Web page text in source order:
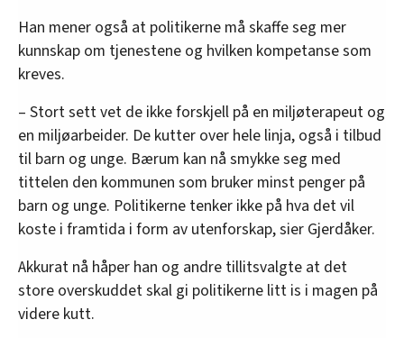
Han mener også at politikerne må skaffe seg mer
kunnskap om tjenestene og hvilken kompetanse som
kreves.
– Stort sett vet de ikke forskjell på en miljøterapeut og
en miljøarbeider. De kutter over hele linja, også i tilbud
til barn og unge. Bærum kan nå smykke seg med
tittelen den kommunen som bruker minst penger på
barn og unge. Politikerne tenker ikke på hva det vil
koste i framtida i form av utenforskap, sier Gjerdåker.
Akkurat nå håper han og andre tillitsvalgte at det
store overskuddet skal gi politikerne litt is i magen på
videre kutt.